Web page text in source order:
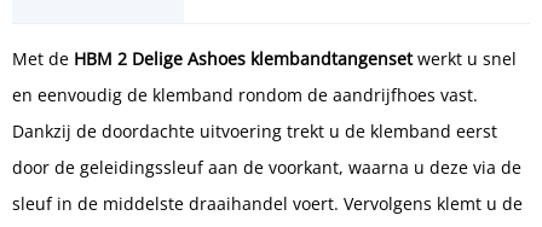
Met de HBM 2 Delige Ashoes klembandtangensetwerkt u snel
en eenvoudig de klemband rondom de aandrijfhoes vast.
Dankzij de doordachte uitvoering trekt u de klemband eerst
door de geleidingssleuf aan de voorkant, waarna u deze via de
sleuf in de middelste draaihandel voert. Vervolgens klemt u de